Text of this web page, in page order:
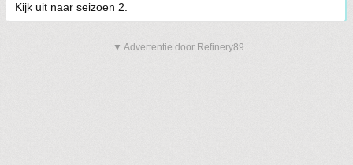
Kijk uit naar seizoen 2.
▼ Advertentie door Refinery89